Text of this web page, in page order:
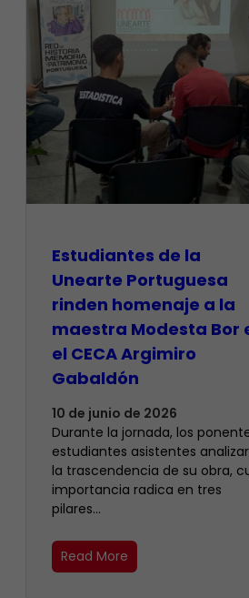
Estudiantes de la
Unearte Portuguesa
rinden homenaje a la
maestra Modesta Bor
el CECA Argimiro
Gabaldón
10 de junio de 2026
Durante la jornada, los
estudiantes asistentes
la trascendencia de su obra,
importancia radica en tres
pilares…
Read More